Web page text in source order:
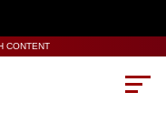
CONTENT